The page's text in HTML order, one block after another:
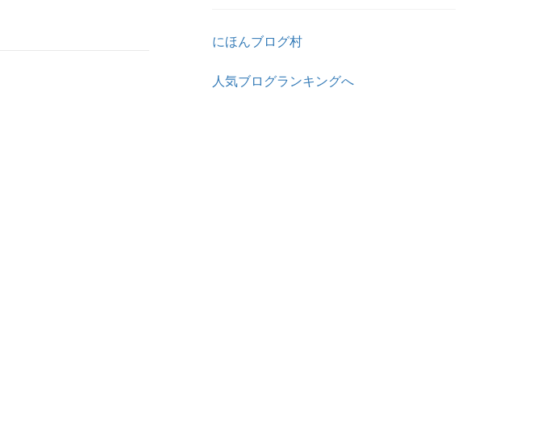
にほんブログ村
人気ブログランキングへ